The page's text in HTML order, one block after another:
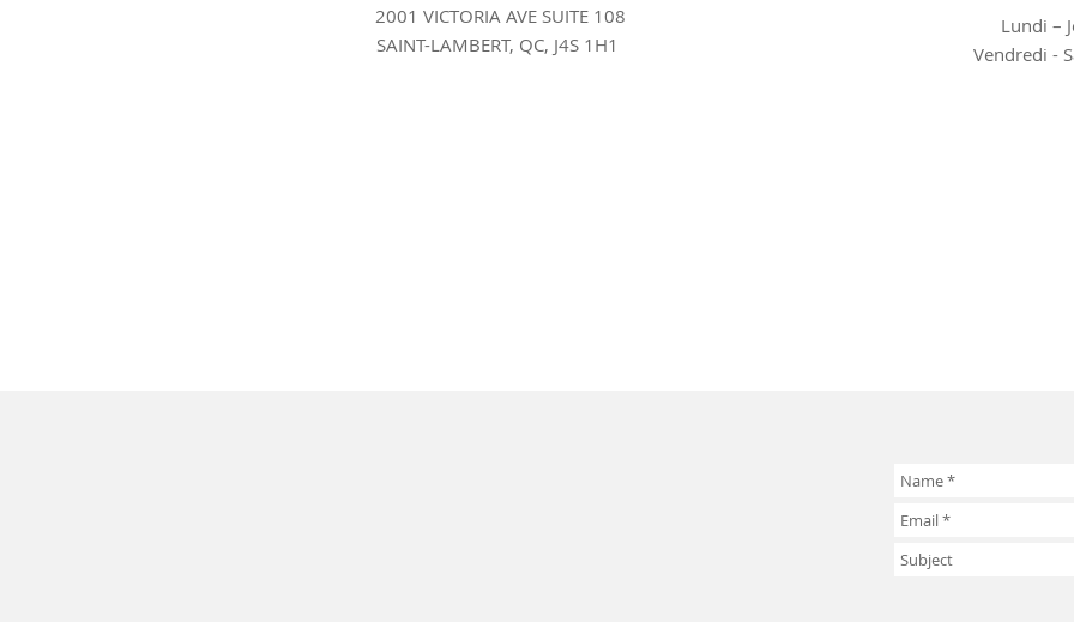
2001 VICTORIA AVE SUITE 108
SAINT-LAMBERT, QC, J4S 1H1
Lundi –
Vendredi -